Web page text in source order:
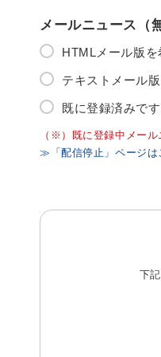
メールニュース（
HTMLメール版を
テキストメール
既に登録済みで
（※）既に登録中メー
≫「配信停止」ページは
下